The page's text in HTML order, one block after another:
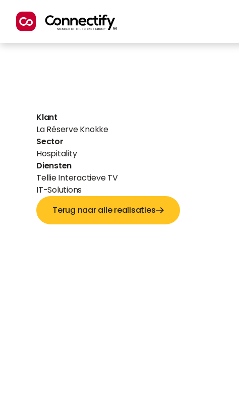
Klant
La Réserve Knokke
Sector
Hospitality
Diensten
Tellie Interactieve TV
IT-Solutions
Terug naar alle realisaties